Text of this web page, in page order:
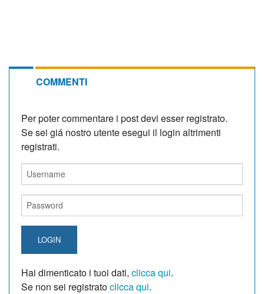
COMMENTI
Per poter commentare i post devi esser registrato.
Se sei giá nostro utente esegui il login altrimenti
registrati.
LOGIN
Hai dimenticato i tuoi dati, clicca qui.
Se non sei registratoclicca qui.